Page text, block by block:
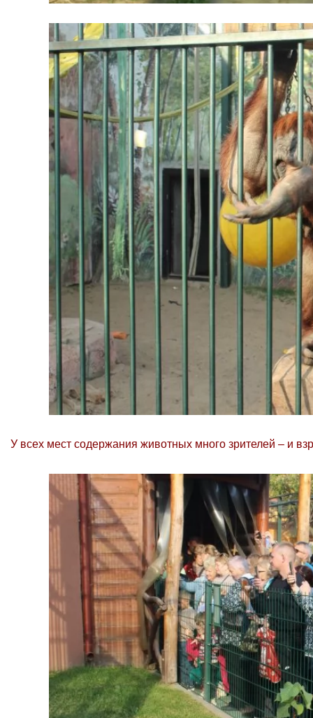
У всех мест содержания животных много зрителей – и